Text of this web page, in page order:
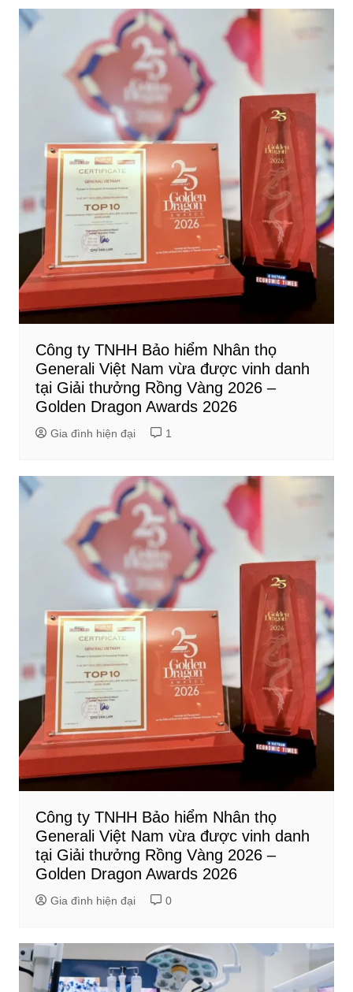
Công ty TNHH Bảo hiểm Nhân thọ
Generali Việt Nam vừa được vinh danh
tại Giải thưởng Rồng Vàng 2026 –
Golden Dragon Awards 2026
Gia đình hiện đại 1
Công ty TNHH Bảo hiểm Nhân thọ
Generali Việt Nam vừa được vinh danh
tại Giải thưởng Rồng Vàng 2026 –
Golden Dragon Awards 2026
Gia đình hiện đại 0